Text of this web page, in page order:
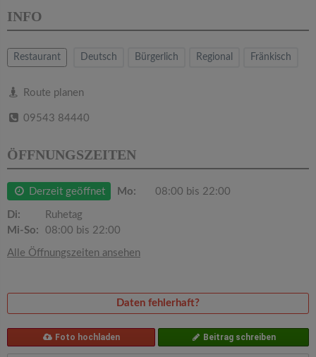
INFO
Restaurant Deutsch Bürgerlich Regional Fränkisch
Route planen
09543 84440
ÖFFNUNGSZEITEN
Derzeit geöffnet Mo: 08:00 bis 22:00
Di:
Ruhetag
Mi-So:
08:00 bis 22:00
Alle Öffnungszeiten ansehen
Daten fehlerhaft?
Foto hochladen Beitrag schreiben
a
v
a
i
o
n